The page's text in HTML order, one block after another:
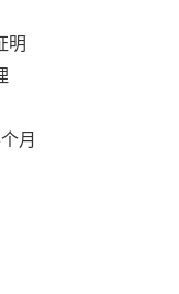
明
月